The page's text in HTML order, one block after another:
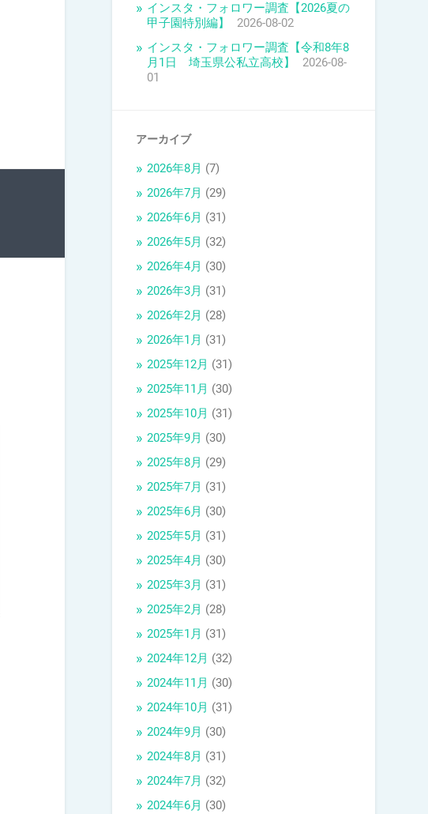
インスタ・フォロワー調査【2026夏の
甲子園特別編】
2026-08-02
インスタ・フォロワー調査【令和8年8
月1日 埼玉県公私立高校】
2026-08-
01
アーカイブ
2026年8月 (7)
2026年7月 (29)
2026年6月 (31)
2026年5月 (32)
2026年4月 (30)
2026年3月 (31)
2026年2月 (28)
2026年1月 (31)
2025年12月 (31)
2025年11月 (30)
2025年10月 (31)
2025年9月 (30)
2025年8月 (29)
2025年7月 (31)
2025年6月 (30)
2025年5月 (31)
2025年4月 (30)
2025年3月 (31)
2025年2月 (28)
2025年1月 (31)
2024年12月 (32)
2024年11月 (30)
2024年10月 (31)
2024年9月 (30)
2024年8月 (31)
2024年7月 (32)
2024年6月 (30)